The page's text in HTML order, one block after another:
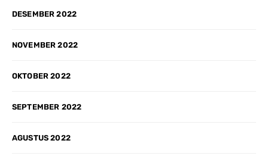
DESEMBER 2022
NOVEMBER 2022
OKTOBER 2022
SEPTEMBER 2022
AGUSTUS 2022